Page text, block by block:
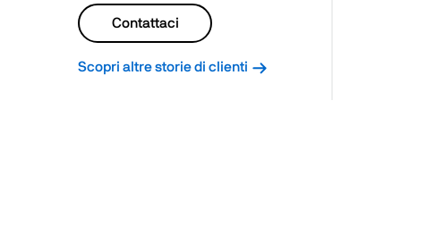
Contattaci
Scopri altre storie di clienti